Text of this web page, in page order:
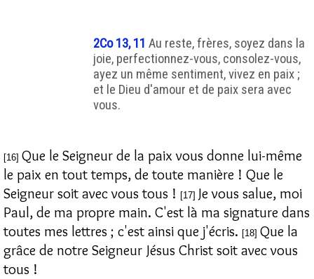
2Co 13, 11 Au reste, frères, soyez dans la
joie, perfectionnez-vous, consolez-vous,
ayez un même sentiment, vivez en paix ;
et le Dieu d'amour et de paix sera avec
vous.
[16] Que le Seigneur de la paix vous donne lui-même
le paix en tout temps, de toute manière ! Que le
Seigneur soit avec vous tous ! [17] Je vous salue, moi
Paul, de ma propre main. C'est là ma signature dans
toutes mes lettres ; c'est ainsi que j'écris. [18] Que la
grâce de notre Seigneur Jésus Christ soit avec vous
tous !